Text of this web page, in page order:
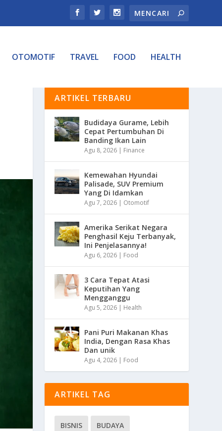
OTOMOTIF TRAVEL FOOD HEALTH
ARTIKEL TERBARU
Budidaya Gurame, Lebih
Cepat Pertumbuhan Di
Banding Ikan Lain
Agu 8, 2026 | Finance
Kemewahan Hyundai
Palisade, SUV Premium
Yang Di Idamkan
Agu 7, 2026 | Otomotif
Amerika Serikat Negara
Penghasil Keju Terbanyak,
Ini Penjelasannya!
Agu 6, 2026 | Food
3 Cara Tepat Atasi
Keputihan Yang
Mengganggu
Agu 5, 2026 | Health
Pani Puri Makanan Khas
India, Dengan Rasa Khas
Dan unik
Agu 4, 2026 | Food
ARTIKEL TAG
BISNIS BUDAYA